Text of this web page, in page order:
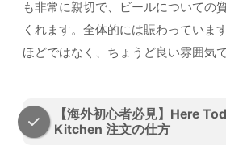
も非常に親切で、ビールについての
くれます。全体的には賑わっていま
ほどではなく、ちょうど良い雰囲気で
【海外初心者必見】Here
Kitchen 注文の仕方